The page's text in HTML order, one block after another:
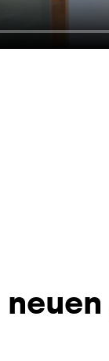
neuen